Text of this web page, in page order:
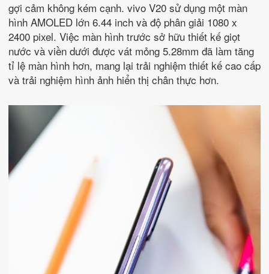
gợi cảm không kém cạnh. vivo V20 sử dụng một màn
hình AMOLED lớn 6.44 inch và độ phân giải 1080 x
2400 pixel. Việc màn hình trước sở hữu thiết kế giọt
nước và viền dưới được vát mỏng 5.28mm đã làm tăng
tỉ lệ màn hình hơn, mang lại trải nghiệm thiết kế cao cấp
và trải nghiệm hình ảnh hiển thị chân thực hơn.